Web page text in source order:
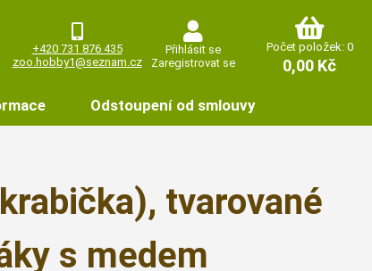
+420 731 876 435
zoo.hobby1@seznam.cz
Přihlásit se
Zaregistrovat se
Počet položek: 0
0,00 Kč
Odstoupení od smlouvy
tvarované
s medem